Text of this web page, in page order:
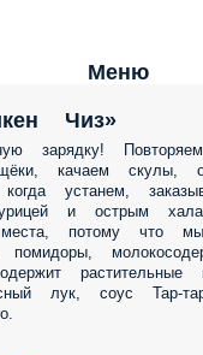
Меню
Чиз»
зарядку!
качаем скулы,
устанем,
и острым
потому что
растительные
лук, соус Тар-